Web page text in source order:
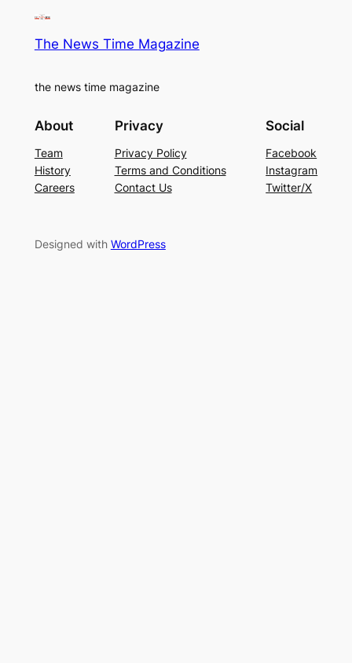
The News Time Magazine
the news time magazine
About
Team
History
Careers
Privacy
Privacy Policy
Terms and Conditions
Contact Us
Social
Facebook
Instagram
Twitter/X
Designed with WordPress